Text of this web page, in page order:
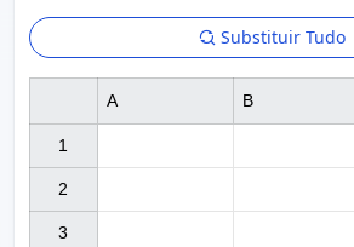
Substituir Tudo
1
2
3
A B